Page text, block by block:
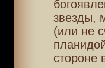
звезды,
(или не
стороне